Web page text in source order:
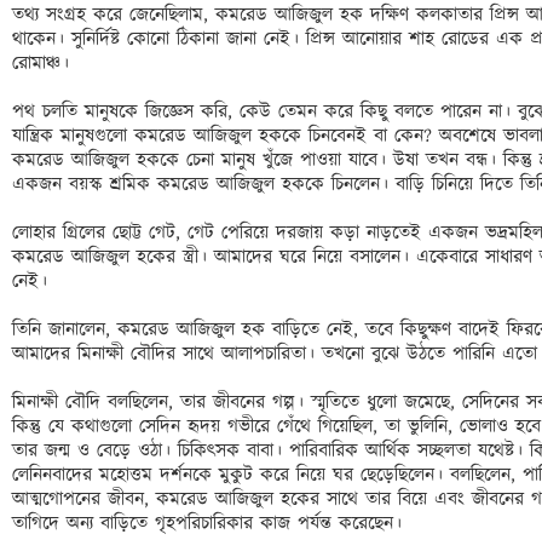
তথ্য সংগ্রহ করে জেনেছিলাম, কমরেড আজিজুল হক দক্ষিণ কলকাতার প্রিন্স
থাকেন। সুনির্দিষ্ট কোনো ঠিকানা জানা নেই। প্রিন্স আনোয়ার শাহ রোডের এক
রোমাঞ্চ।
পথ চলতি মানুষকে জিজ্ঞেস করি, কেউ তেমন করে কিছু বলতে পারেন না।
যান্ত্রিক মানুষগুলো কমরেড আজিজুল হককে চিনবেনই বা কেন? অবশেষে
কমরেড আজিজুল হককে চেনা মানুষ খুঁজে পাওয়া যাবে। উষা তখন বন্ধ। কিন্তু
একজন বয়স্ক শ্রমিক কমরেড আজিজুল হককে চিনলেন। বাড়ি চিনিয়ে দিতে
লোহার গ্রিলের ছোট্ট গেট, গেট পেরিয়ে দরজায় কড়া নাড়তেই একজন
কমরেড আজিজুল হকের স্ত্রী। আমাদের ঘরে নিয়ে বসালেন। একেবারে
নেই।
তিনি জানালেন, কমরেড আজিজুল হক বাড়িতে নেই, তবে কিছুক্ষণ বাদেই
আমাদের মিনাক্ষী বৌদির সাথে আলাপচারিতা। তখনো বুঝে উঠতে পারিনি
মিনাক্ষী বৌদি বলছিলেন, তার জীবনের গল্প। স্মৃতিতে ধুলো জমেছে, সেদিনের
কিন্তু যে কথাগুলো সেদিন হৃদয় গভীরে গেঁথে গিয়েছিল, তা ভুলিনি, ভোলাও হবে
তার জন্ম ও বেড়ে ওঠা। চিকিৎসক বাবা। পারিবারিক আর্থিক সচ্ছলতা যথেষ্ট।
লেনিনবাদের মহোত্তম দর্শনকে মুকুট করে নিয়ে ঘর ছেড়েছিলেন। বলছিলেন,
আত্মগোপনের জীবন, কমরেড আজিজুল হকের সাথে তার বিয়ে এবং জীবনের
তাগিদে অন্য বাড়িতে গৃহপরিচারিকার কাজ পর্যন্ত করেছেন।